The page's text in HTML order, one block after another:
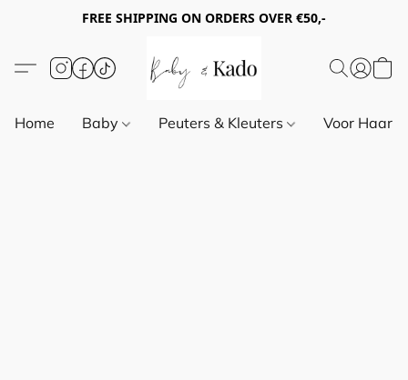
FREE SHIPPING ON ORDERS OVER €50,-
Home Baby Peuters & Kleuters Voor Haar